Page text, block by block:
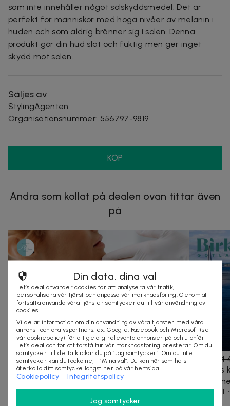
som inte innehåller något solskyddsmedel. Det är
perfekt för människor med höga nivåer av melanin i
huden och som aldrig bränner sig i solen. Denna
produkt gör din hud slät och fuktig men ger inget
skydd mot solen.
Säljes av
StylingAgenten
Organisationsnummer: 556797-9819
KÖP
Andra som kollat på dealen ovan tittar även
på
19 000 kr30 000 kr-37%
Fettsugning av dubbelhaka & halslyft hos
Atlantic Clinic, Lorensberg
Få en slankare haka och fastare hals med modern
4
3 dagars
Kusten
2 nätter till
Din data, dina val
Let’s deal använder cookies för att analysera vår trafik,
personalisera vår tjänst och anpassa vår marknadsföring. Genom att
fortsätta använda våra tjänster samtycker du till vår användning av
cookies.
Vi delar information om din användning av våra tjänster med våra
annons- och analyspartners, ex. Google, Facebook och Microsoft (se
vår cookiepolicy) för att ge dig relevanta annonser på och utanför
Let’s deal och för att förstå hur vår marknadsföring presterar. Om du
samtycker till detta klickar du på “Jag samtycker”. Om du inte
samtycker kan du tacka nej i “Mina val”. Du kan när som helst
återkalla ditt samtycke längst ner på vår hemsida.
Cookiepolicy Integritetspolicy
Jag samtycker